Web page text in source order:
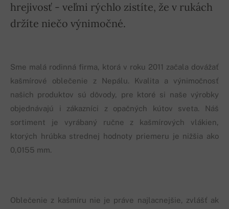
hrejivosť - veľmi rýchlo zistíte, že v rukách
držíte niečo výnimočné.
Sme malá rodinná firma, ktorá v roku 2011 začala dovážať
kašmírové oblečenie z Nepálu. Kvalita a výnimočnosť
našich produktov sú dôvody, pre ktoré si naše výrobky
objednávajú i zákazníci z opačných kútov sveta. Náš
sortiment je vyrábaný ručne z kašmírových vlákien,
ktorých hrúbka strednej hodnoty priemeru je nižšia ako
0,0155 mm.
Oblečenie z kašmíru nie je práve najlacnejšie, zvlášť ak